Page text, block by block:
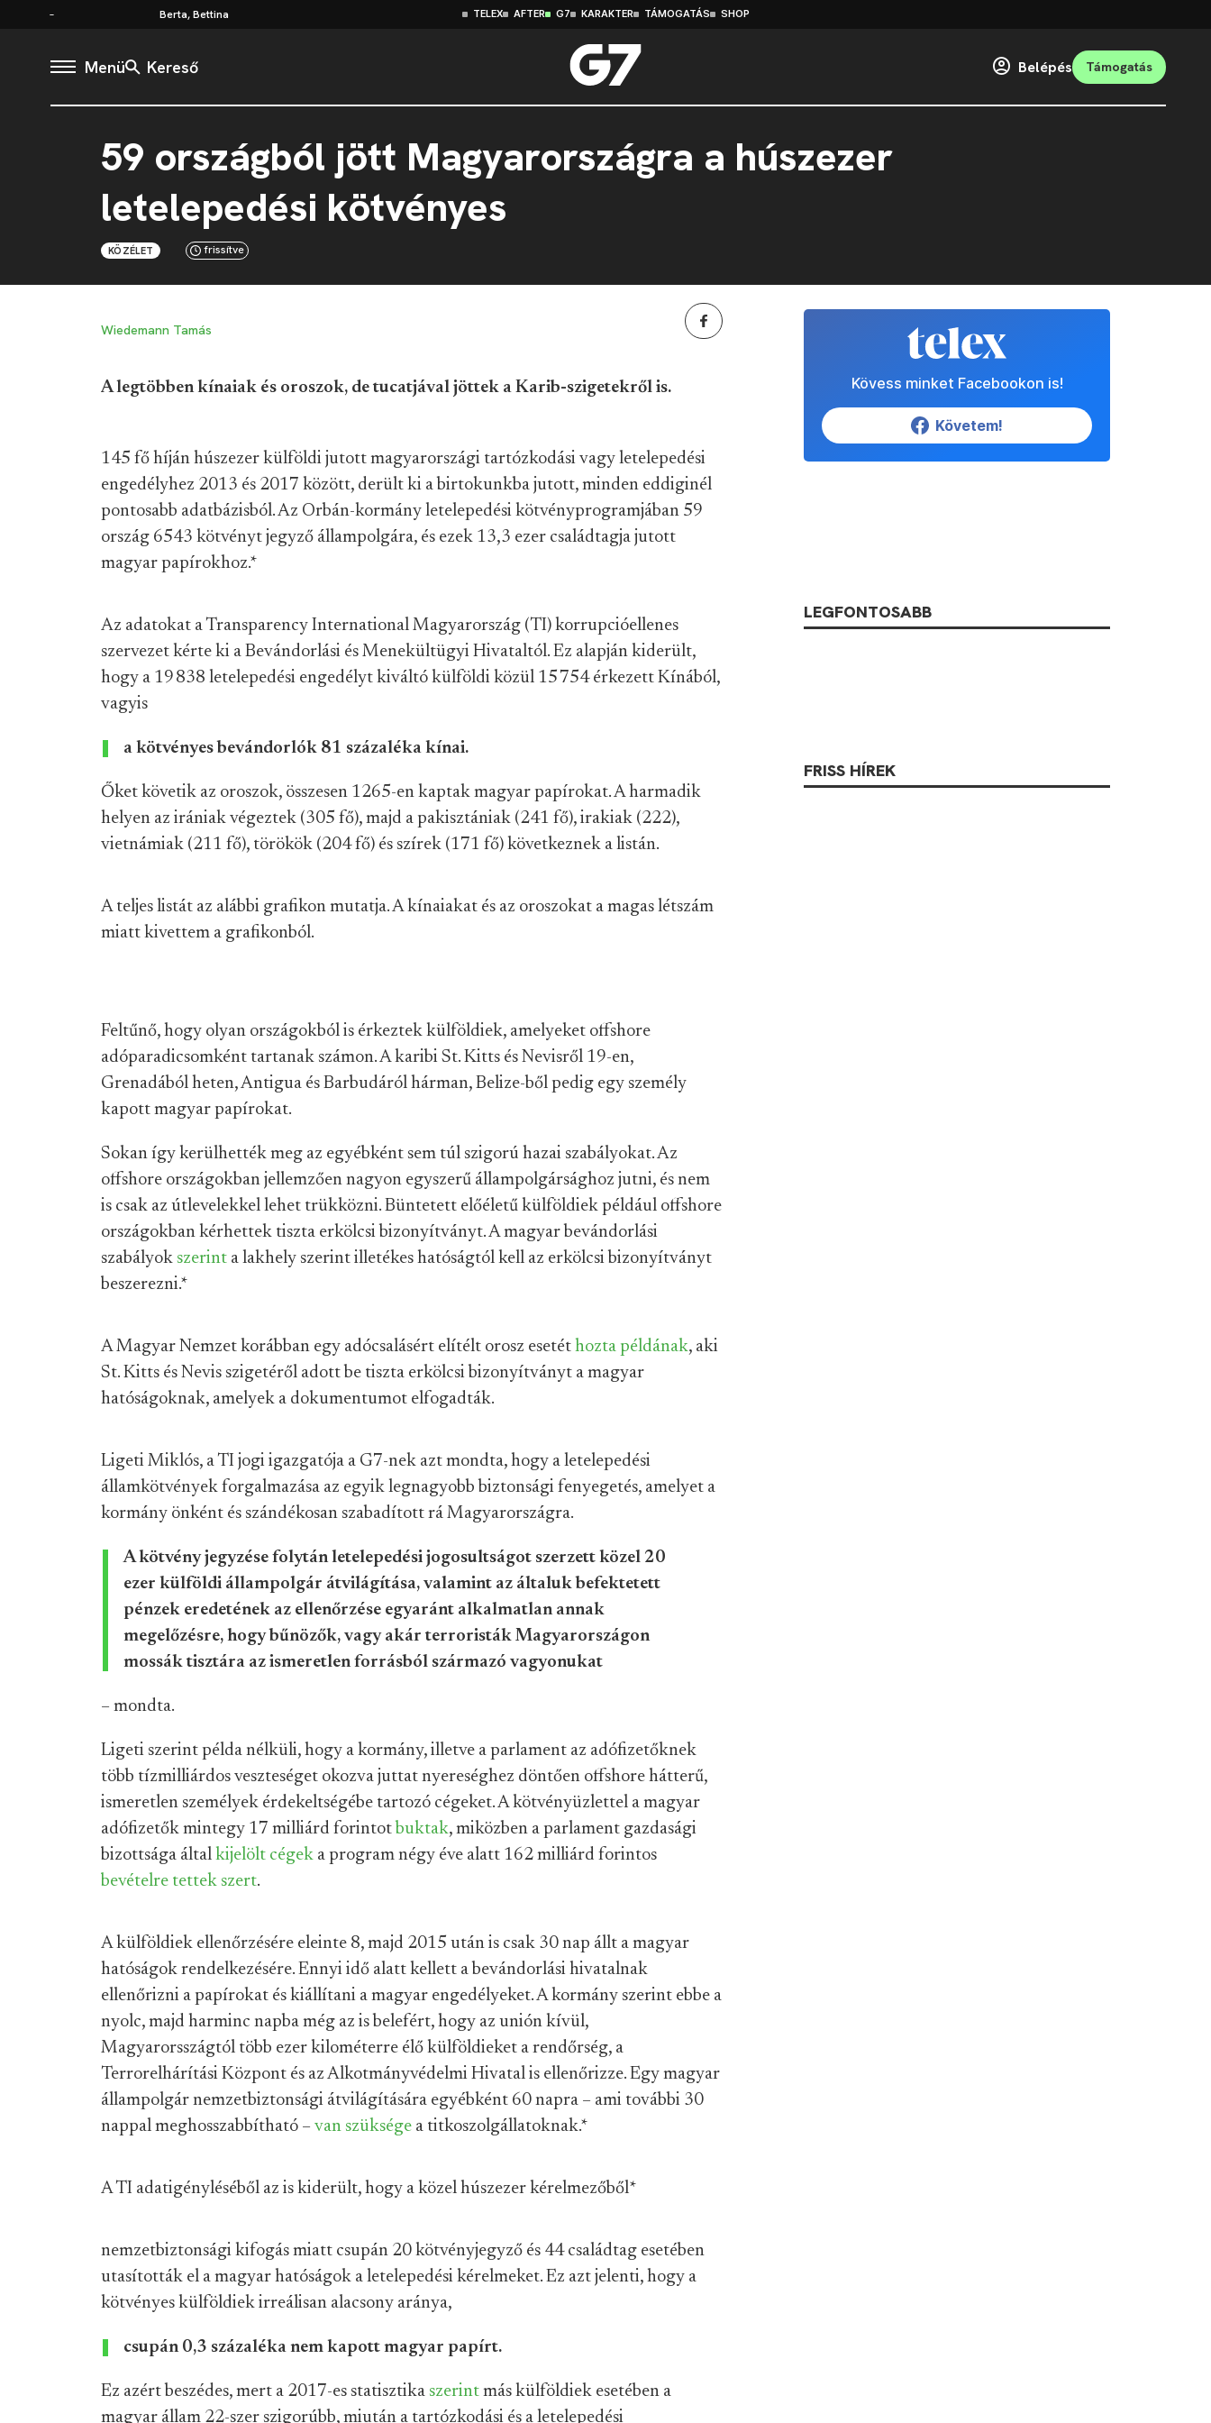
Berta, Bettina TELEX AFTER G7 KARAKTER TÁMOGATÁS SHOP
Menü Kereső Belépés Támogatás
59 országból jött Magyarországra a húszezer
letelepedési kötvényes
KÖZÉLET frissítve
Wiedemann Tamás
A legtöbben kínaiak és oroszok, de tucatjával jöttek a Karib-szigetekről is.
145 fő híján húszezer külföldi jutott magyarországi tartózkodási vagy letelepedési
engedélyhez 2013 és 2017 között, derült ki a birtokunkba jutott, minden eddiginél
pontosabb adatbázisból. Az Orbán-kormány letelepedési kötvényprogramjában 59
ország 6543 kötvényt jegyző állampolgára, és ezek 13,3 ezer családtagja jutott
magyar papírokhoz.*
Az adatokat a Transparency International Magyarország (TI) korrupcióellenes
szervezet kérte ki a Bevándorlási és Menekültügyi Hivataltól. Ez alapján kiderült,
hogy a 19 838 letelepedési engedélyt kiváltó külföldi közül 15 754 érkezett Kínából,
vagyis
a kötvényes bevándorlók 81 százaléka kínai.
Őket követik az oroszok, összesen 1265-en kaptak magyar papírokat. A harmadik
helyen az irániak végeztek (305 fő), majd a pakisztániak (241 fő), irakiak (222),
vietnámiak (211 fő), törökök (204 fő) és szírek (171 fő) következnek a listán.
A teljes listát az alábbi grafikon mutatja. A kínaiakat és az oroszokat a magas létszám
miatt kivettem a grafikonból.
Feltűnő, hogy olyan országokból is érkeztek külföldiek, amelyeket offshore
adóparadicsomként tartanak számon. A karibi St. Kitts és Nevisről 19-en,
Grenadából heten, Antigua és Barbudáról hárman, Belize-ből pedig egy személy
kapott magyar papírokat.
Sokan így kerülhették meg az egyébként sem túl szigorú hazai szabályokat. Az
offshore országokban jellemzően nagyon egyszerű állampolgársághoz jutni, és nem
is csak az útlevelekkel lehet trükközni. Büntetett előéletű külföldiek például offshore
országokban kérhettek tiszta erkölcsi bizonyítványt. A magyar bevándorlási
szabályok szerint a lakhely szerint illetékes hatóságtól kell az erkölcsi bizonyítványt
beszerezni.*
A Magyar Nemzet korábban egy adócsalásért elítélt orosz esetét hozta példának, aki
St. Kitts és Nevis szigetéről adott be tiszta erkölcsi bizonyítványt a magyar
hatóságoknak, amelyek a dokumentumot elfogadták.
Ligeti Miklós, a TI jogi igazgatója a G7-nek azt mondta, hogy a letelepedési
államkötvények forgalmazása az egyik legnagyobb biztonsági fenyegetés, amelyet a
kormány önként és szándékosan szabadított rá Magyarországra.
A kötvény jegyzése folytán letelepedési jogosultságot szerzett közel 20
ezer külföldi állampolgár átvilágítása, valamint az általuk befektetett
pénzek eredetének az ellenőrzése egyaránt alkalmatlan annak
megelőzésre, hogy bűnözők, vagy akár terroristák Magyarországon
mossák tisztára az ismeretlen forrásból származó vagyonukat
– mondta.
Ligeti szerint példa nélküli, hogy a kormány, illetve a parlament az adófizetőknek
több tízmilliárdos veszteséget okozva juttat nyereséghez döntően offshore hátterű,
ismeretlen személyek érdekeltségébe tartozó cégeket. A kötvényüzlettel a magyar
adófizetők mintegy 17 milliárd forintot buktak, miközben a parlament gazdasági
bizottsága által kijelölt cégek a program négy éve alatt 162 milliárd forintos
bevételre tettek szert.
A külföldiek ellenőrzésére eleinte 8, majd 2015 után is csak 30 nap állt a magyar
hatóságok rendelkezésére. Ennyi idő alatt kellett a bevándorlási hivatalnak
ellenőrizni a papírokat és kiállítani a magyar engedélyeket. A kormány szerint ebbe a
nyolc, majd harminc napba még az is belefért, hogy az unión kívül,
Magyarorsszágtól több ezer kilométerre élő külföldieket a rendőrség, a
Terrorelhárítási Központ és az Alkotmányvédelmi Hivatal is ellenőrizze. Egy magyar
állampolgár nemzetbiztonsági átvilágítására egyébként 60 napra – ami további 30
nappal meghosszabbítható – van szüksége a titkoszolgállatoknak.*
A TI adatigényléséből az is kiderült, hogy a közel húszezer kérelmezőből*
nemzetbiztonsági kifogás miatt csupán 20 kötvényjegyző és 44 családtag esetében
utasították el a magyar hatóságok a letelepedési kérelmeket. Ez azt jelenti, hogy a
kötvényes külföldiek irreálisan alacsony aránya,
csupán 0,3 százaléka nem kapott magyar papírt.
Ez azért beszédes, mert a 2017-es statisztika szerint más külföldiek esetében a
magyar állam 22-szer szigorúbb, miután a tartózkodási és a letelepedési
Kövess minket Facebookon is!
Követem!
LEGFONTOSABB
FRISS HÍREK